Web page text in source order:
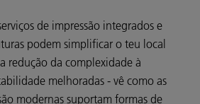
de impressão integrados e
podem simplificar o teu local
redução da complexidade à
melhoradas - vê como as
modernas suportam formas de